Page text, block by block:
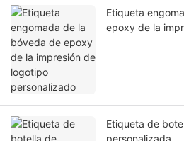
Etiqueta
epoxy de la
Etiqueta de
personalizada